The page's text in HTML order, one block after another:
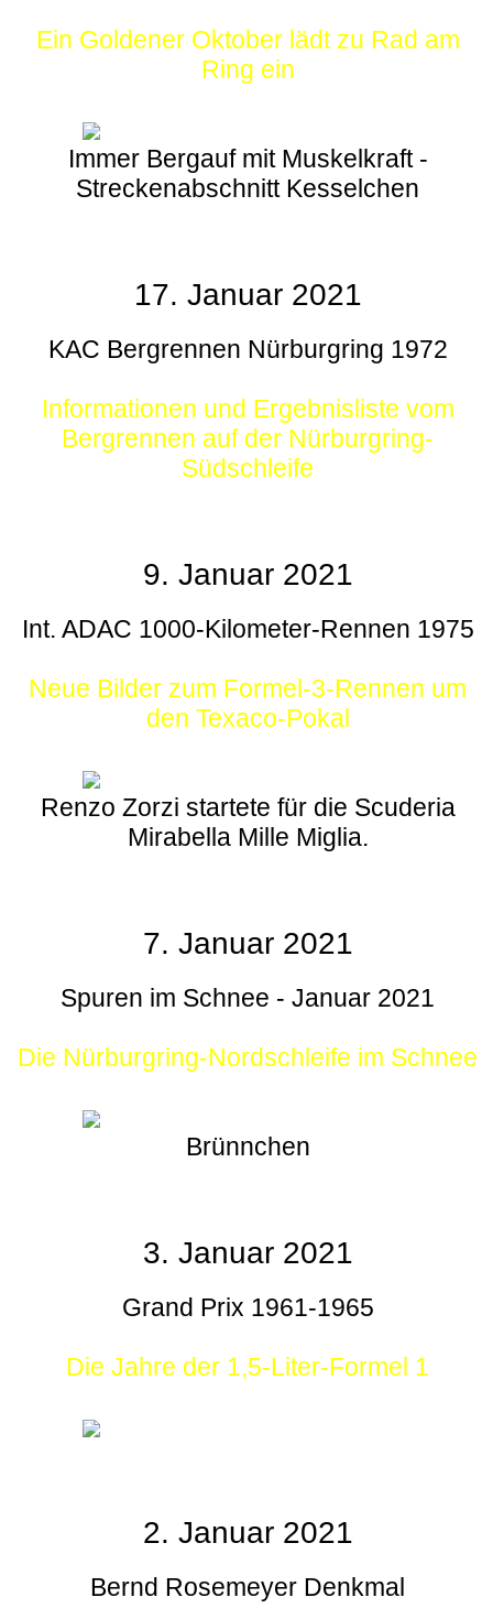
Ein Goldener Oktober lädt zu Rad am
Ring ein
Immer Bergauf mit Muskelkraft -
Streckenabschnitt Kesselchen
17. Januar 2021
KAC Bergrennen Nürburgring 1972
Informationen und Ergebnisliste vom
Bergrennen auf der Nürburgring-
Südschleife
9. Januar 2021
Int. ADAC 1000-Kilometer-Rennen 1975
Neue Bilder zum Formel-3-Rennen um
den Texaco-Pokal
Renzo Zorzi startete für die Scuderia
Mirabella Mille Miglia.
7. Januar 2021
Spuren im Schnee - Januar 2021
Die Nürburgring-Nordschleife im Schnee
Brünnchen
3. Januar 2021
Grand Prix 1961-1965
Die Jahre der 1,5-Liter-Formel 1
2. Januar 2021
Bernd Rosemeyer Denkmal